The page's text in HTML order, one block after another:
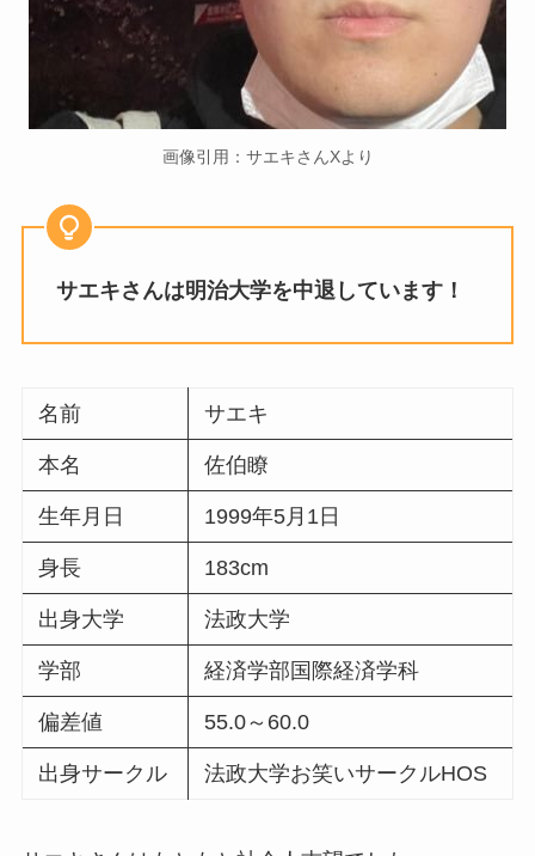
画像引用：サエキさんXより
サエキさんは明治大学を中退しています！
名前 サエキ
本名 佐伯瞭
生年月日 1999年5月1日
身長 183cm
出身大学 法政大学
学部 経済学部国際経済学科
偏差値 55.0～60.0
出身サークル 法政大学お笑いサークルHOS